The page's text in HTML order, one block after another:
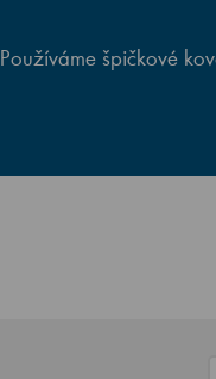
Používáme špičkové